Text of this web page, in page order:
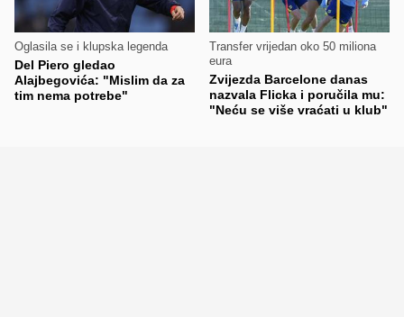
Oglasila se i klupska legenda
Del Piero gledao
Alajbegovića: "Mislim da za
tim nema potrebe"
Transfer vrijedan oko 50 miliona
eura
Zvijezda Barcelone danas
nazvala Flicka i poručila mu:
"Neću se više vraćati u klub"